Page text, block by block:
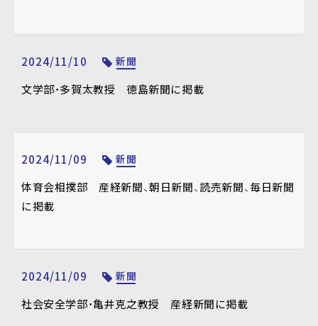
2024/11/10 新聞
文学部・多賀太教授 徳島新聞に掲載
2024/11/09 新聞
体育会相撲部 産経新聞、朝日新聞、読売新聞、毎日新聞
に掲載
2024/11/09 新聞
社会安全学部・亀井克之教授 産経新聞に掲載